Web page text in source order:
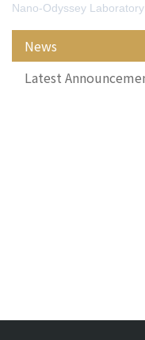
Nano-Odyssey
News
Latest